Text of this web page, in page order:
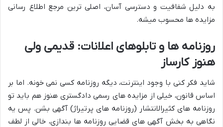
به دلیل شفافیت و دسترسی آسان، اصلی ترین مرجع اطلاع رسانی
مزایده ها محسوب میشه.
روزنامه ها و تابلوهای اعلانات: قدیمی ولی
هنوز کارساز
شاید فکر کنی با وجود اینترنت، دیگه روزنامه کسی نمی خونه. اما بر
اساس قانون، خیلی از مزایده های رسمی دادگستری هنوز هم باید تو
روزنامه های کثیرالانتشار (روزنامه های پرتیراژ) آگهی بشن. پس یه
نگاهی به بخش آگهی های قضایی روزنامه ها بندازی، خالی از لطف